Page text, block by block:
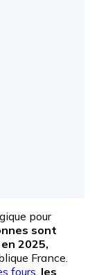
pour
sont
2025,
France.
fours les